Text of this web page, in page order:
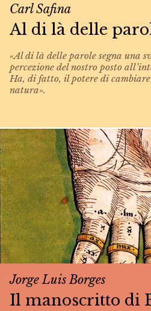
Carl Safina
Al di là delle
«Al di là delle parole segna una
percezione del nostro posto
Ha, di fatto, il potere di
natura».
Jorge Luis Borges
Il manoscritto di